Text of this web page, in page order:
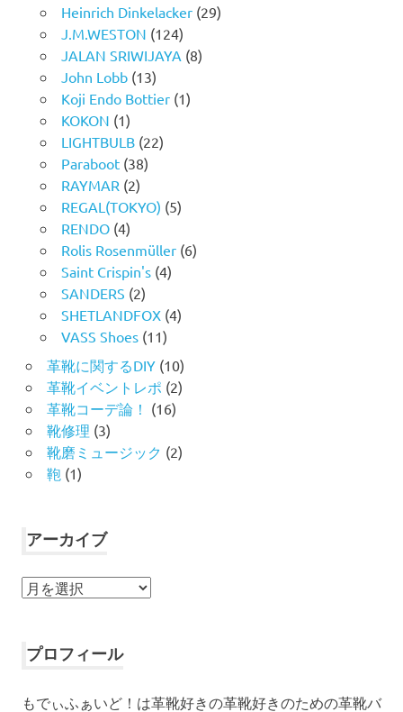
Heinrich Dinkelacker(29)
J.M.WESTON (124)
JALAN SRIWIJAYA (8)
John Lobb(13)
Koji Endo Bottier(1)
KOKON (1)
LIGHTBULB(22)
Paraboot(38)
RAYMAR (2)
REGAL(TOKYO) (5)
RENDO(4)
Rolis Rosenmüller(6)
Saint Crispin's(4)
SANDERS (2)
SHETLANDFOX(4)
VASS Shoes(11)
革靴に関するDIY(10)
革靴イベントレポ (2)
革靴コーデ論！ (16)
靴修理 (3)
靴磨ミュージック (2)
鞄 (1)
アーカイブ
ア
イ
プロフィール
もでぃふぁいど！は革靴好きの革靴好きのための革靴バ